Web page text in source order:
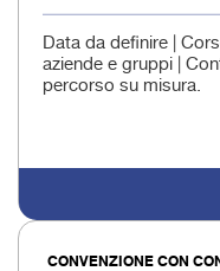
Data da definire |
aziende e gruppi |
percorso su misura.
CONVENZIONE CON